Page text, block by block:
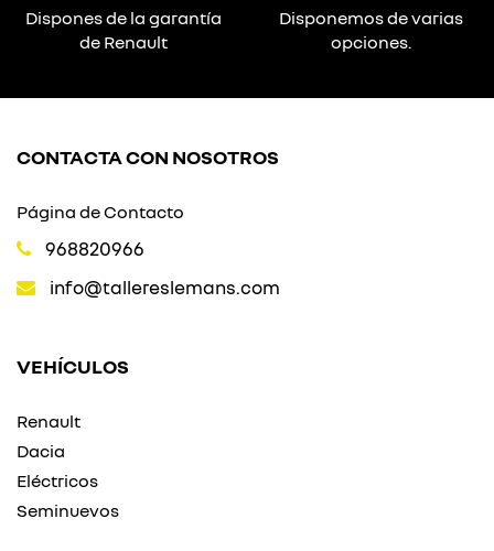
Dispones de la garantía
de Renault
Disponemos de varias
opciones.
CONTACTA CON NOSOTROS
Página de Contacto
968820966
info@tallereslemans.com
VEHÍCULOS
Renault
Dacia
Eléctricos
Seminuevos